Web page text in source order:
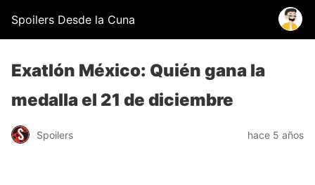
Spoilers Desde la Cuna
Exatlón México: Quién gana la
medalla el 21 de diciembre
Spoilers hace 5 años